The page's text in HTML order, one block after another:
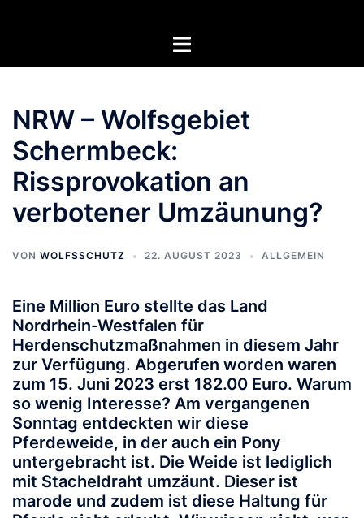
Menü
NRW – Wolfsgebiet
Schermbeck:
Rissprovokation an
verbotener Umzäunung?
VON WOLFSSCHUTZ 22. AUGUST 2023 ALLGEMEIN
Eine Million Euro stellte das Land
Nordrhein-Westfalen für
Herdenschutzmaßnahmen in diesem Jahr
zur Verfügung. Abgerufen worden waren
zum 15. Juni 2023 erst 182.00 Euro. Warum
so wenig Interesse? Am vergangenen
Sonntag entdeckten wir diese
Pferdeweide, in der auch ein Pony
untergebracht ist. Die Weide ist lediglich
mit Stacheldraht umzäunt. Dieser ist
marode und zudem ist diese Haltung für